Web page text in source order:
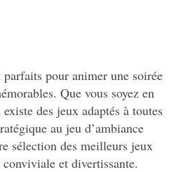
parfaits pour animer une soirée
Que vous soyez en
des jeux adaptés à toutes
au jeu d’ambiance
sélection des meilleurs jeux
et divertissante.